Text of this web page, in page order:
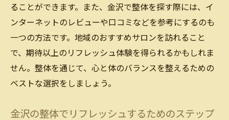
ることができます。また、金沢で整体を探す際には、イ
ンターネットのレビューや口コミなどを参考にするのも
一つの方法です。地域のおすすめサロンを訪れること
で、期待以上のリフレッシュ体験を得られるかもしれま
せん。整体を通じて、心と体のバランスを整えるための
ベストな選択をしましょう。
金沢の整体でリフレッシュするためのステップ